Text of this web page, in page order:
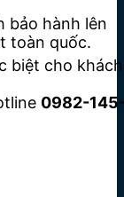
bảo hành lên
toàn quốc.
biệt cho khách
0982-